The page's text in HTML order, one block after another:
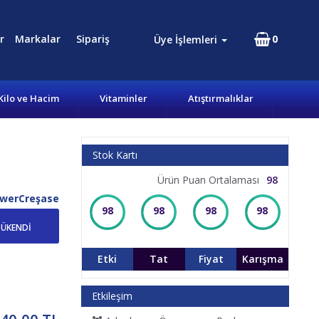
Markalar Sipariş Üye İşlemleri 0
ve Hacim Vitaminler Atıştırmalıklar
Stok Kartı
Ürün Puan Ortalaması
98
98 98 98 98
Etki Tat Fiyat Karışma
Etkileşim